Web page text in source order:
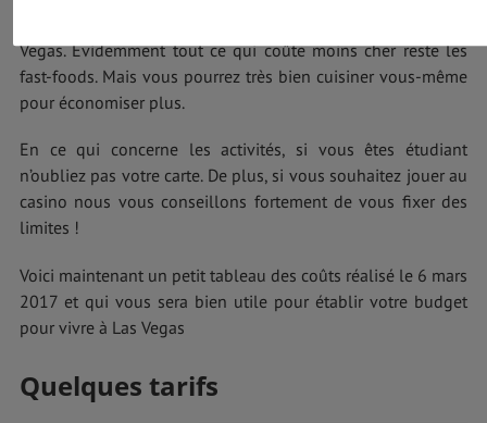
Vegas. Évidemment tout ce qui coûte moins cher reste les
fast-foods. Mais vous pourrez très bien cuisiner vous-même
pour économiser plus.
En ce qui concerne les activités, si vous êtes étudiant
n’oubliez pas votre carte. De plus, si vous souhaitez jouer au
casino nous vous conseillons fortement de vous fixer des
limites !
Voici maintenant un petit tableau des coûts réalisé le 6 mars
2017 et qui vous sera bien utile pour établir votre budget
pour vivre à Las Vegas
Quelques tarifs